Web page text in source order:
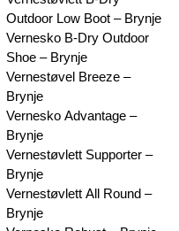
Outdoor Low Boot – Brynje
Vernesko B-Dry Outdoor
Shoe – Brynje
Vernestøvel Breeze –
Brynje
Vernesko Advantage –
Brynje
Vernestøvlett Supporter –
Brynje
Vernestøvlett All Round –
Brynje